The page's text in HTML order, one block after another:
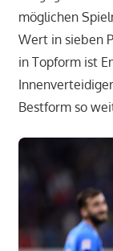
möglichen
Wert in sieben
in Topform ist
Bestform so